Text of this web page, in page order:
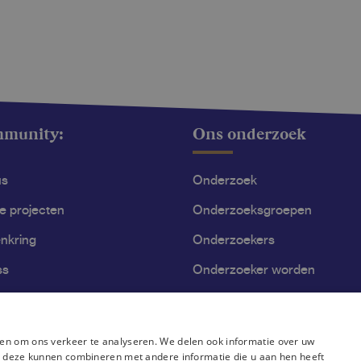
projecten
Ons onderzoek
Onderzoek
Onderzoeksgroepen
Onderzoekers
Onderzoeker worden
om ons verkeer te analyseren. We delen ook informatie over uw
kunnen combineren met andere informatie die u aan hen heeft